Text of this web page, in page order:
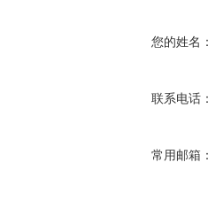
您的姓名
联系电话
常用邮箱